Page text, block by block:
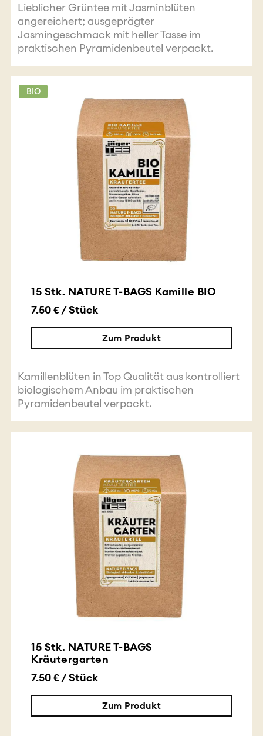
Lieblicher Grüntee mit Jasminblüten
angereichert; ausgeprägter
Jasmingeschmack mit heller Tasse im
praktischen Pyramidenbeutel verpackt.
BIO
15 Stk. NATURE T-BAGS Kamille BIO
7.50 € / Stück
Zum Produkt
Kamillenblüten in Top Qualität aus kontrolliert
biologischem Anbau im praktischen
Pyramidenbeutel verpackt.
15 Stk. NATURE T-BAGS
Kräutergarten
7.50 € / Stück
Zum Produkt